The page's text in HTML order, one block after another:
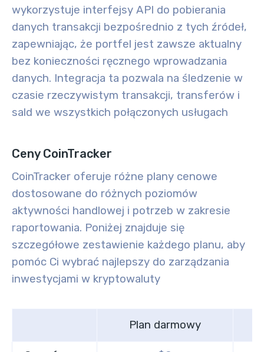
wykorzystuje interfejsy API do pobierania
danych transakcji bezpośrednio z tych źródeł,
zapewniając, że portfel jest zawsze aktualny
bez konieczności ręcznego wprowadzania
danych. Integracja ta pozwala na śledzenie w
czasie rzeczywistym transakcji, transferów i
sald we wszystkich połączonych usługach
Ceny CoinTracker
CoinTracker oferuje różne plany cenowe
dostosowane do różnych poziomów
aktywności handlowej i potrzeb w zakresie
raportowania. Poniżej znajduje się
szczegółowe zestawienie każdego planu, aby
pomóc Ci wybrać najlepszy do zarządzania
inwestycjami w kryptowaluty
Plan darmowy